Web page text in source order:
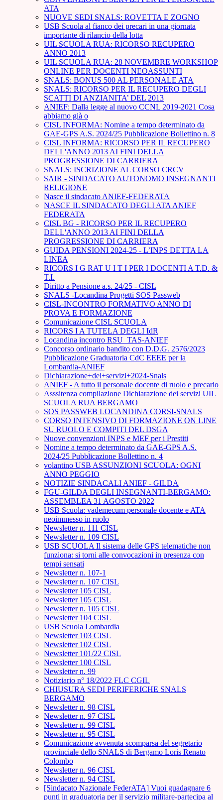
ATA
NUOVE SEDI SNALS: ROVETTA E ZOGNO
USB Scuola al fianco dei precari in una giornata
importante di rilancio della lotta
UIL SCUOLA RUA: RICORSO RECUPERO
ANNO 2013
UIL SCUOLA RUA: 28 NOVEMBRE WORKSHOP
ONLINE PER DOCENTI NEOASSUNTI
SNALS: BONUS 500 AL PERSONALE ATA
SNALS: RICORSO PER IL RECUPERO DEGLI
SCATTI DI ANZIANITA’ DEL 2013
ANIEF: Dalla legge al nuovo CCNL 2019-2021 Cosa
abbiamo già o
CISL INFORMA: Nomine a tempo determinato da
GAE-GPS A.S. 2024/25 Pubblicazione Bollettino n. 8
CISL INFORMA: RICORSO PER IL RECUPERO
DELL'ANNO 2013 AI FINI DELLA
PROGRESSIONE DI CARRIERA
SNALS: ISCRIZIONE AL CORSO CRCV
SAIR - SINDACATO AUTONOMO INSEGNANTI
RELIGIONE
Nasce il sindacato ANIEF-FEDERATA
NASCE IL SINDACATO DEGLI ATA ANIEF
FEDERATA
CISL BG - RICORSO PER IL RECUPERO
DELL'ANNO 2013 AI FINI DELLA
PROGRESSIONE DI CARRIERA
GUIDA PENSIONI 2024-25 - L’INPS DETTA LA
LINEA
RICORS I G RAT U I T I PER I DOCENTI A T.D. &
T.I.
Diritto a Pensione a.s. 24/25 - CISL
SNALS -Locandina Progetti SOS Passweb
CISL-INCONTRO FORMATIVO ANNO DI
PROVA E FORMAZIONE
Comunicazione CISL SCUOLA
RICORS I A TUTELA DEGLI IdR
Locandina incontro RSU_TAS-ANIEF
Concorso ordinario bandito con D.D.G. 2576/2023
Pubblicazione Graduatoria CdC EEEE per la
Lombardia-ANIEF
Dichiarazione+dei+servizi+2024-Snals
ANIEF - A tutto il personale docente di ruolo e precario
Asssitenza compilazione Dichiarazione dei servizi UIL
SCUOLA RUA BERGAMO
SOS PASSWEB LOCANDINA CORSI-SNALS
CORSO INTENSIVO DI FORMAZIONE ON LINE
SU RUOLO E COMPITI DEL DSGA
Nuove convenzioni INPS e MEF per i Prestiti
Nomine a tempo determinato da GAE-GPS A.S.
2024/25 Pubblicazione Bollettino n. 4
volantino USB ASSUNZIONI SCUOLA: OGNI
ANNO PEGGIO
NOTIZIE SINDACALI ANIEF - GILDA
FGU-GILDA DEGLI INSEGNANTI-BERGAMO:
ASSEMBLEA 31 AGOSTO 2022
USB Scuola: vademecum personale docente e ATA
neoimmesso in ruolo
Newsletter n. 111 CISL
Newsletter n. 109 CISL
USB SCUOLA Il sistema delle GPS telematiche non
funziona: si torni alle convocazioni in presenza con
tempi sensati
Newsletter n. 107-1
Newsletter n. 107 CISL
Newsletter 105 CISL
Newsletter 105 CISL
Newsletter n. 105 CISL
Newsletter 104 CISL
USB Scuola Lombardia
Newsletter 103 CISL
Newsletter 102 CISL
Newsletter 101/22 CISL
Newsletter 100 CISL
Newsletter n. 99
Notiziario n° 18/2022 FLC CGIL
CHIUSURA SEDI PERIFERICHE SNALS
BERGAMO
Newsletter n. 98 CISL
Newsletter n. 97 CISL
Newsletter n. 99 CISL
Newsletter n. 95 CISL
Comunicazione avvenuta scomparsa del segretario
provinciale dello SNALS di Bergamo Loris Renato
Colombo
Newsletter n. 96 CISL
Newsletter n. 94 CISL
[Sindacato Nazionale FederATA] Vuoi guadagnare 6
punti in graduatoria per il servizio militare-partecipa al